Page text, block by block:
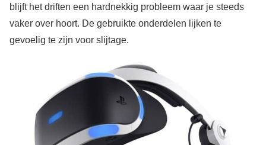
blijft het driften een hardnekkig probleem waar je steeds
vaker over hoort. De gebruikte onderdelen lijken te
gevoelig te zijn voor slijtage.